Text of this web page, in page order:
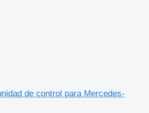
de control para Mercedes-